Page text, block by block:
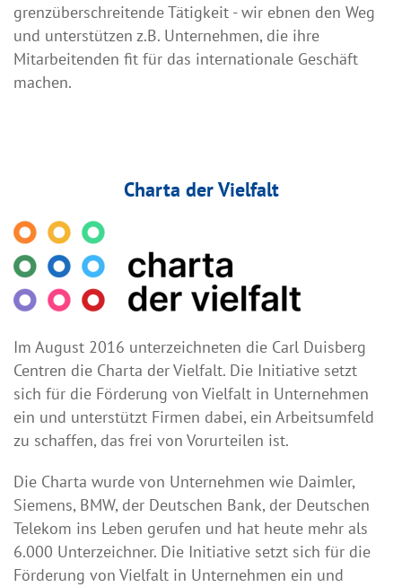
grenzüberschreitende Tätigkeit - wir ebnen den Weg
und unterstützen z.B. Unternehmen, die ihre
Mitarbeitenden fit für das internationale Geschäft
machen.
Charta der Vielfalt
Im August 2016 unterzeichneten die Carl Duisberg
Centren die Charta der Vielfalt. Die Initiative setzt
sich für die Förderung von Vielfalt in Unternehmen
ein und unterstützt Firmen dabei, ein Arbeitsumfeld
zu schaffen, das frei von Vorurteilen ist.
Die Charta wurde von Unternehmen wie Daimler,
Siemens, BMW, der Deutschen Bank, der Deutschen
Telekom ins Leben gerufen und hat heute mehr als
6.000 Unterzeichner. Die Initiative setzt sich für die
Förderung von Vielfalt in Unternehmen ein und